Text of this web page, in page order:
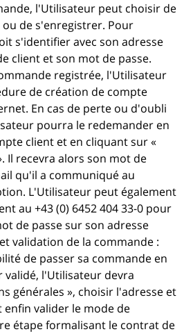
l'Utilisateur peut choisir de
de s'enregistrer. Pour
s'identifier avec son adresse
client et son mot de passe.
registrée, l'Utilisateur
de création de compte
En cas de perte ou d'oubli
pourra le redemander en
client et en cliquant sur «
Il recevra alors son mot de
qu'il a communiqué au
L'Utilisateur peut également
au +43 (0) 6452 404 33-0 pour
de passe sur son adresse
validation de la commande :
de passer sa commande en
validé, l'Utilisateur devra
générales », choisir l'adresse et
enfin valider le mode de
étape formalisant le contrat de